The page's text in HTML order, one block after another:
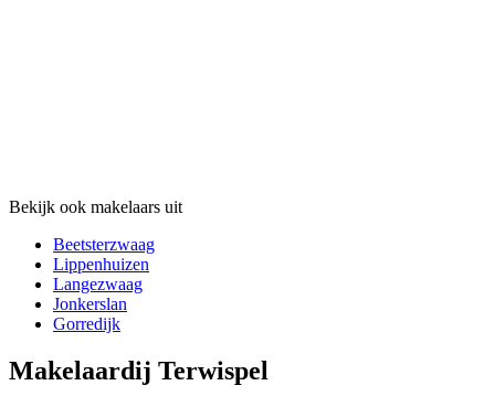
Bekijk ook makelaars uit
Beetsterzwaag
Lippenhuizen
Langezwaag
Jonkerslan
Gorredijk
Makelaardij Terwispel